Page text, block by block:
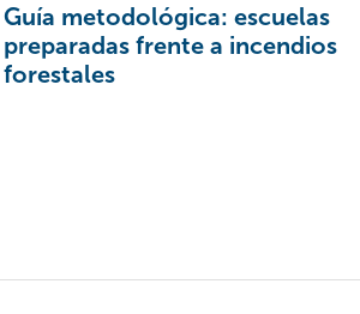
Guía metodológica: escuelas
preparadas frente a incendios
forestales